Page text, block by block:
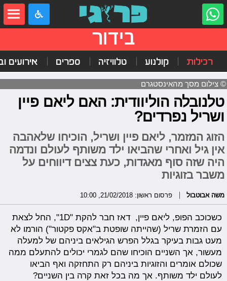
בידור
רכילות קולנוע טלוויזיה ספרים אירועים
© צילום מסך מהאינסטגרם
טלנובלה הוליוודית: האם ליאם פיין
ושריל נפרדים?
הזוג המזמר, ליאם פיין ושריל, הוכיחו שלאהבה
אין גיל ואחרי שהביאו ילד משותף לעולם ונדמה
היה שזה סוף מאגדות, כעת צצים דיווחים על
משבר בזוגיות
משה אבוטבול פרסום ראשון: 21/02/2018, 10:00
כשכוכב הפופ, ליאם פיין, דאז חבר להקת "1D", החל לצאת
עם הזמרת שריל (שהייתה שופטת ב"אקס פקטור") הורמו לא
מעט גבות בעיקר בגלל הפרש הגילאים ביניהם של למעלה
מעשור, אך השניים הוכיחו שהם לגמרי יכולים להתעלם ממה
שכולם אומרים והזוגיות ביניהם רק התחזקה ואף הביאו
לעולם ילד משותף. אך מה בכל זאת קרה בין השניים?